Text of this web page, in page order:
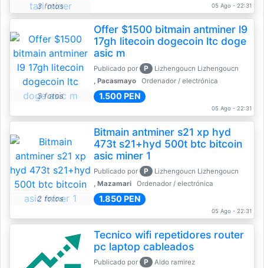
3 fotos 05 Ago - 22:31
3 fotos
Offer $1500 bitmain antminer l9
17gh litecoin dogecoin ltc doge
asic m
Publicado por P
Lizhengoucn Lizhengoucn
, Pacasmayo
Ordenador / electrónica
1.500 PEN
05 Ago - 22:31
2 fotos
Bitmain antminer s21 xp hyd
473t s21+hyd 500t btc bitcoin
asic miner 1
Publicado por P
Lizhengoucn Lizhengoucn
, Mazamari
Ordenador / electrónica
1.850 PEN
05 Ago - 22:31
Tecnico wifi repetidores router
pc laptop cableados
Publicado por P
Aldo ramirez